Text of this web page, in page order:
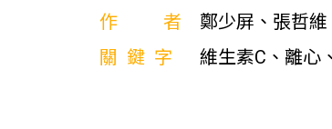
作者
鄭少屏、張哲
關鍵字
維生素C、離心